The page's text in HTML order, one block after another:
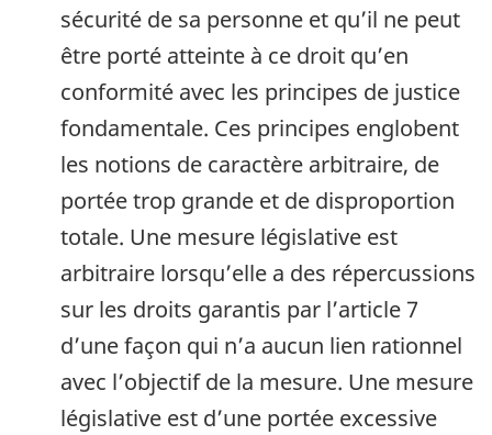
sécurité de sa personne et qu’il ne peut
être porté atteinte à ce droit qu’en
conformité avec les principes de justice
fondamentale. Ces principes englobent
les notions de caractère arbitraire, de
portée trop grande et de disproportion
totale. Une mesure législative est
arbitraire lorsqu’elle a des répercussions
sur les droits garantis par l’article 7
d’une façon qui n’a aucun lien rationnel
avec l’objectif de la mesure. Une mesure
législative est d’une portée excessive